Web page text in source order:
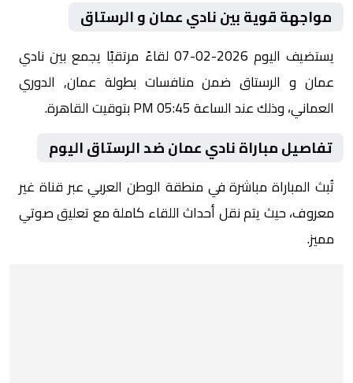
مواجهة قوية بين نادي عمان و الرستاق
يستضيف اليوم 2026-02-07 لقاءً مرتقبًا يجمع بين نادي
عمان و الرستاق ضمن منافسات بطولة عمان, الدوري
العماني، وذلك عند الساعة 05:45 PM بتوقيت القاهرة.
تفاصيل مباراة نادي عمان ضد الرستاق اليوم
تُبث المباراة مباشرة في منطقة الوطن العربي عبر قناة غير
معروف، حيث يتم نقل أحداث اللقاء كاملة مع تعليق صوتي
مميز.